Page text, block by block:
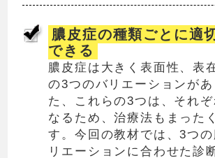
膿皮症の種類ごとに適
できる
膿皮症は大きく表面性、表
の3つのバリエーションがあ
た、これらの3つは、それ
なるため、治療法もまった
す。今回の教材では、3つ
リエーションに合わせた診